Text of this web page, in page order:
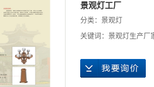
景观灯工厂
分类： 景观灯
关键词： 景观灯生产厂